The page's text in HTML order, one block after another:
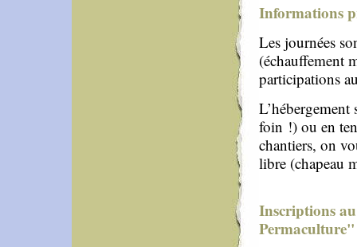
Informations
Les journées
(échauffement
participations
foin !) ou en
chantiers, on
libre (chapeau
Inscriptions
Permaculture"